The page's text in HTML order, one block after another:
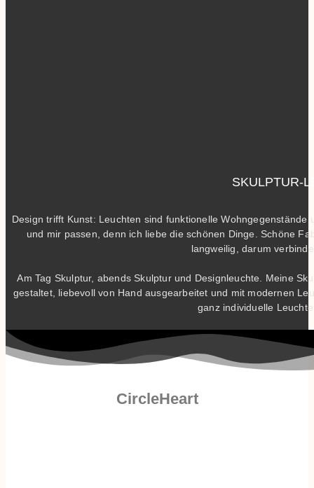
SKULPTUR-
Design trifft Kunst: Leuchten sind funktionelle
und mir passen, denn ich liebe die schönen Dinge. Schöne
langweilig, darum
Am Tag Skulptur, abends Skulptur und Designleuchte. Meine
gestaltet, liebevoll von Hand ausgearbeitet und mit modernen
ganz individuelle
CircleHeart